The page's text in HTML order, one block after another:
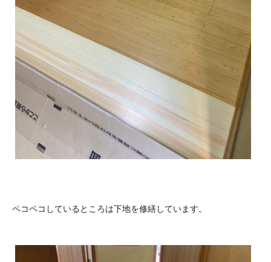
ペコペコしているところは下地を修繕しています。